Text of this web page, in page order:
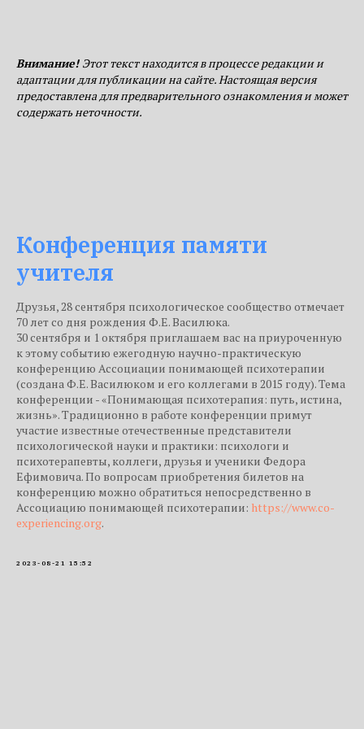
Внимание! Этот текст находится в процессе редакции и
адаптации для публикации на сайте. Настоящая версия
предоставлена для предварительного ознакомления и может
содержать неточности.
Конференция памяти
учителя
Друзья, 28 сентября психологическое сообщество отмечает
70 лет со дня рождения Ф.Е. Василюка.
30 сентября и 1 октября приглашаем вас на приуроченную
к этому событию ежегодную научно-практическую
конференцию Ассоциации понимающей психотерапии
(создана Ф.Е. Василюком и его коллегами в 2015 году). Тема
конференции - «Понимающая психотерапия: путь, истина,
жизнь». Традиционно в работе конференции примут
участие известные отечественные представители
психологической науки и практики: психологи и
психотерапевты, коллеги, друзья и ученики Федора
Ефимовича. По вопросам приобретения билетов на
конференцию можно обратиться непосредственно в
Ассоциацию понимающей психотерапии: https://www.co-
experiencing.org.
2023-08-21 15:52